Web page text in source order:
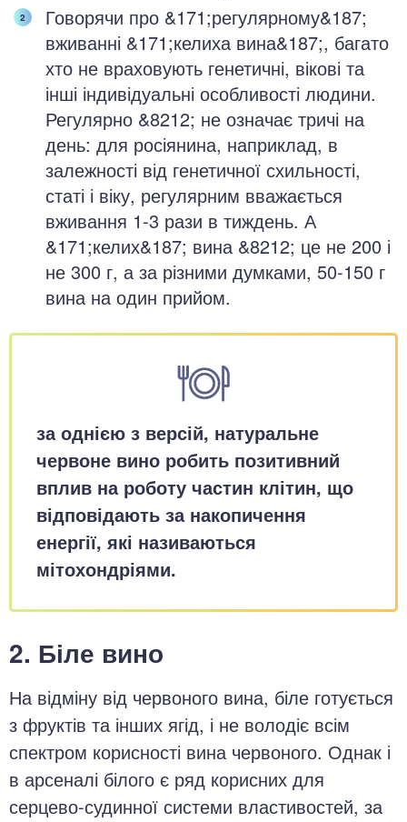
Говорячи про &171;регулярному&187;
вживанні &171;келиха вина&187;, багато
хто не враховують генетичні, вікові та
інші індивідуальні особливості людини.
Регулярно &8212; не означає тричі на
день: для росіянина, наприклад, в
залежності від генетичної схильності,
статі і віку, регулярним вважається
вживання 1-3 рази в тиждень. А
&171;келих&187; вина &8212; це не 200 і
не 300 г, а за різними думками, 50-150 г
вина на один прийом.
за однією з версій, натуральне
червоне вино робить позитивний
вплив на роботу частин клітин, що
відповідають за накопичення
енергії, які називаються
мітохондріями.
2. Біле вино
На відміну від червоного вина, біле готується
з фруктів та інших ягід, і не володіє всім
спектром корисності вина червоного. Однак і
в арсеналі білого є ряд корисних для
серцево-судинної системи властивостей, за